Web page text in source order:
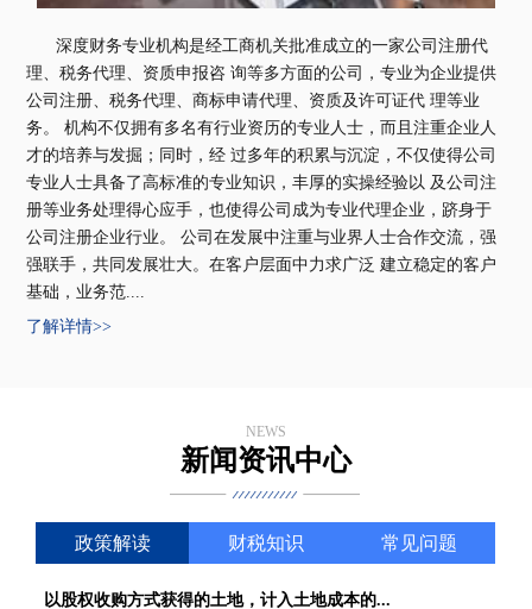
深度财务专业机构是经工商机关批准成立的一家公司注册代
理、税务代理、资质申报咨 询等多方面的公司，专业为企业提供
公司注册、税务代理、商标申请代理、资质及许可证代 理等业
务。 机构不仅拥有多名有行业资历的专业人士，而且注重企业人
才的培养与发掘；同时，经 过多年的积累与沉淀，不仅使得公司
专业人士具备了高标准的专业知识，丰厚的实操经验以 及公司注
册等业务处理得心应手，也使得公司成为专业代理企业，跻身于
公司注册企业行业。 公司在发展中注重与业界人士合作交流，强
强联手，共同发展壮大。在客户层面中力求广泛 建立稳定的客户
基础，业务范....
了解详情>>
NEWS
新闻资讯中心
政策解读 财税知识 常见问题
以股权收购方式获得的土地，计入土地成本的...